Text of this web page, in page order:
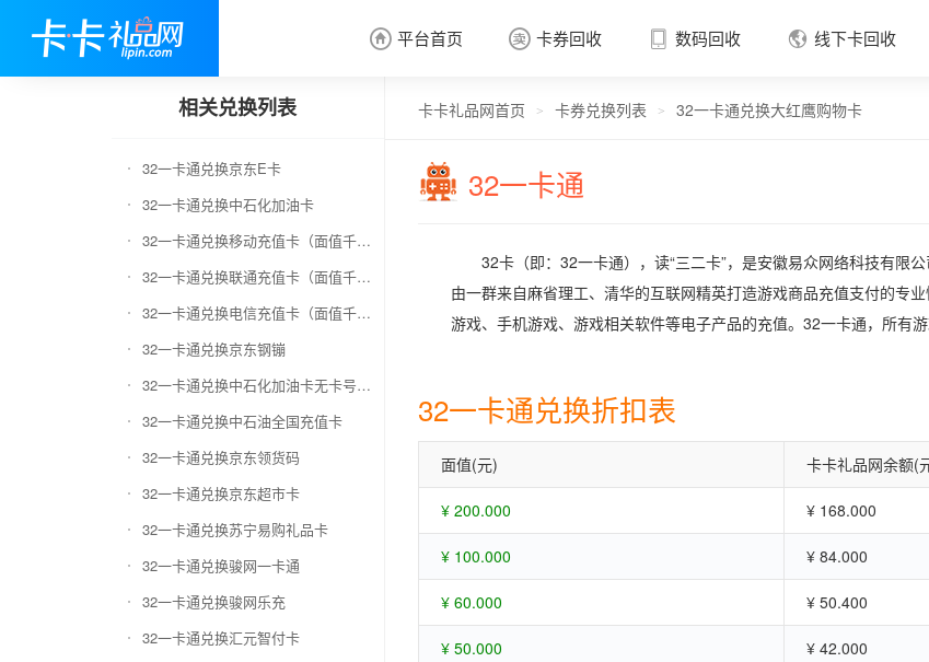
 平台首页  卡券回收
 卡券回收
 数码回收  线下卡回收
相关兑换列表
32一卡通兑换京东E卡
32一卡通兑换中石化加油卡
32一卡通兑换移动充值卡（面值千万别选错）
32一卡通兑换联通充值卡（面值千万别选错）
32一卡通兑换电信充值卡（面值千万别选错）
32一卡通兑换京东钢镚
32一卡通兑换中石化加油卡无卡号（面值千万别选错）
32一卡通兑换中石油全国充值卡
32一卡通兑换京东领货码
32一卡通兑换京东超市卡
32一卡通兑换苏宁易购礼品卡
32一卡通兑换骏网一卡通
32一卡通兑换骏网乐充
32一卡通兑换汇元智付卡
卡卡礼品网首页 > 卡券兑换列表 > 32一卡通兑换大红鹰购物卡
32一卡通
32卡（即：32一卡通），读“三二卡”，是安徽易众网络科技有限
由一群来自麻省理工、清华的互联网精英打造游戏商品充值支付的专
游戏、手机游戏、游戏相关软件等电子产品的充值。32一卡通，所有游
32一卡通兑换折扣表
面值(元) 卡卡礼品网余额(
¥ 200.000 ¥ 168.000
¥ 100.000 ¥ 84.000
¥ 60.000 ¥ 50.400
¥ 50.000 ¥ 42.000